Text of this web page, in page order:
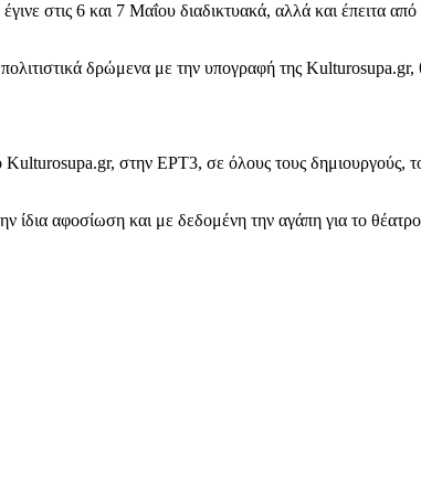
στις 6 και 7 Μαΐου διαδικτυακά, αλλά και έπειτα
δρώμενα με την υπογραφή της Kulturosupa.gr,
στην ΕΡΤ3, σε όλους τους δημιουργούς,
ίδια αφοσίωση και με δεδομένη την αγάπη για το